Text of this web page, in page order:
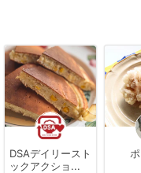
DSAデイリースト
ックアクショ...